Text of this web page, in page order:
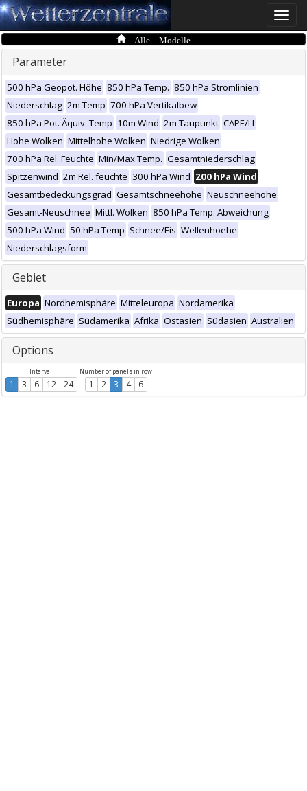
Toggle
Alle Modelle
Parameter
500 hPa Geopot. Höhe 850 hPa Temp. 850 hPa Stromlinien
Niederschlag 2m Temp 700 hPa Vertikalbew
850 hPa Pot. Äquiv. Temp 10m Wind 2m Taupunkt CAPE/LI
Hohe Wolken Mittelhohe Wolken Niedrige Wolken
700 hPa Rel. Feuchte Min/Max Temp. Gesamtniederschlag
Spitzenwind 2m Rel. feuchte 300 hPa Wind 200 hPa Wind
Gesamtbedeckungsgrad Gesamtschneehöhe Neuschneehöhe
Gesamt-Neuschnee Mittl. Wolken 850 hPa Temp. Abweichung
500 hPa Wind 50 hPa Temp Schnee/Eis Wellenhoehe
Niederschlagsform
Gebiet
Europa Nordhemisphäre Mitteleuropa Nordamerika
Südhemisphäre Südamerika Afrika Ostasien Südasien Australien
Options
Intervall
1 3 6 12 24
Number of panels in row
1 2 3 4 6